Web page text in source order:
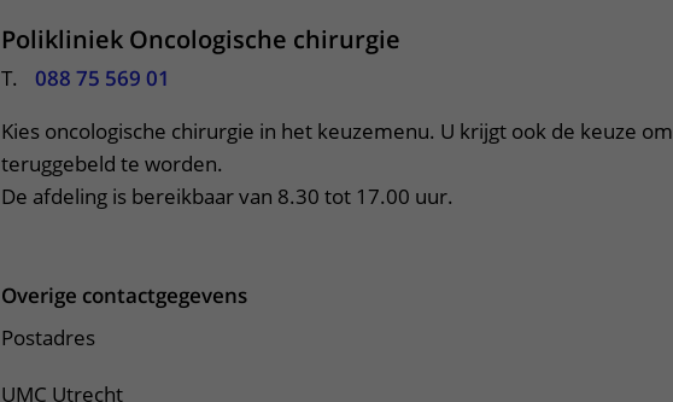
Polikliniek Oncologische chirurgie
T.
088 75 569 01
Kies oncologische chirurgie in het keuzemenu. U krijgt ook de keuze om
teruggebeld te worden.
De afdeling is bereikbaar van 8.30 tot 17.00 uur.
Overige contactgegevens
Postadres
UMC Utrecht